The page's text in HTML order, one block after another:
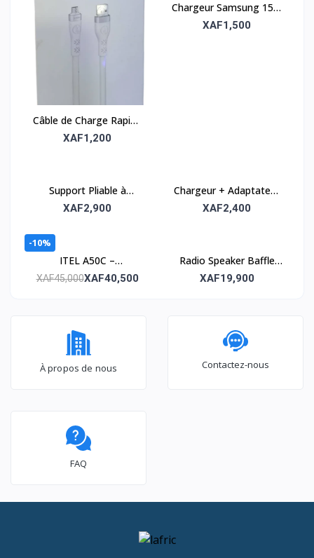
Câble de Charge Rapide
140W – USB-C Power
XAF1,200
Chargeur Samsung 15W
avec câble USB-C –
XAF1,500
Support Pliable à
Double Tube – Solide et
XAF2,900
Chargeur + Adaptateur
USB Faster V100 –
XAF2,400
-10%
ITEL A50C –
Smartphone 32GB ROM
XAF45,000XAF40,500
Radio Speaker Baffle
HF-F16 – Compact et
XAF19,900
À propos de nous Contactez-nous
FAQ